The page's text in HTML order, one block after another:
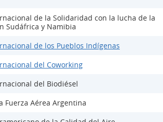
de la Solidaridad con la lucha de la
Sudáfrica y Namibia
de los Pueblos Indígenas
del Coworking
del Biodiésel
Fuerza Aérea Argentina